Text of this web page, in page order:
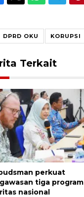
DPRD OKU KORUPSI
Terkait
perkuat
tiga program
nasional